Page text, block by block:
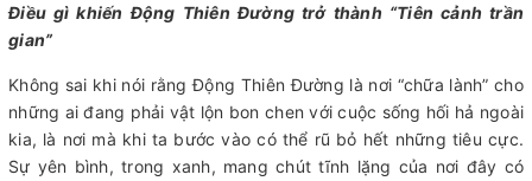
Điều gì khiến Động Thiên Đường trở thành “Tiên cảnh trần
gian”
Không sai khi nói rằng Động Thiên Đường là nơi “chữa lành” cho
những ai đang phải vật lộn bon chen với cuộc sống hối hả ngoài
kia, là nơi mà khi ta bước vào có thể rũ bỏ hết những tiêu cực.
Sự yên bình, trong xanh, mang chút tĩnh lặng của nơi đây có